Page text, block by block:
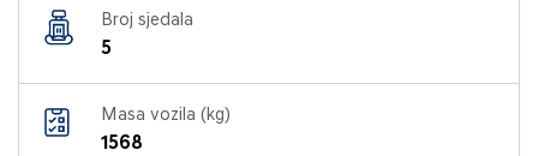
Broj sjedala
5
Masa vozila (kg)
1568